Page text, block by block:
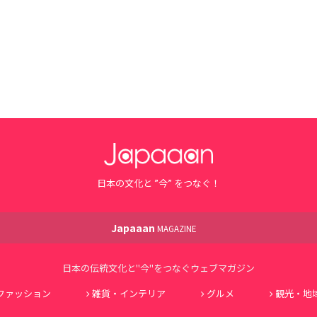
日本の文化と ”今” をつなぐ！
Japaaan MAGAZINE
日本の伝統文化と"今"をつなぐウェブマガジン
ァッション 雑貨・インテリア グルメ 観光・地